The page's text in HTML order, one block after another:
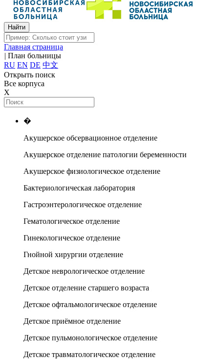
Главная страница
| План больницы
RU EN DE 中文
Открыть поиск
Все корпуса
X
�
Акушерское обсервационное отделение
Акушерское отделение патологии беременности
Акушерское физиологическое отделение
Бактериологическая лаборатория
Гастроэнтерологическое отделение
Гематологическое отделение
Гинекологическое отделение
Гнойной хирургии отделение
Детское неврологическое отделение
Детское отделение старшего возраста
Детское офтальмологическое отделение
Детское приёмное отделение
Детское пульмонологическое отделение
Детское травматологическое отделение